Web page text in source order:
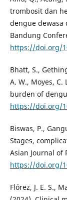
trombosit dan
dengue dewasa
Bandung
https://doi.org/
Bhatt, S.,
A. W., Moyes,
burden of
https://doi.org/
Biswas, P.,
Stages,
Asian Journal of
https://doi.org/
Flórez, J. E. S.,